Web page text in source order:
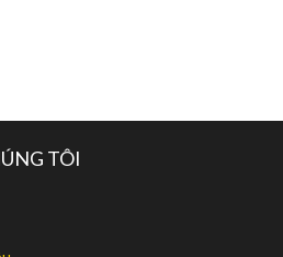
TÔI